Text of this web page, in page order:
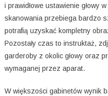
i prawidłowe ustawienie głowy
skanowania przebiega bardzo
potrafią uzyskać kompletny
Pozostały czas to instruktaż,
garderoby z okolic głowy oraz
wymaganej przez aparat.
W większości gabinetów wynik